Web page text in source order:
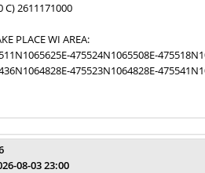
C) 2611171000
PLACE WI AREA:
475524N1065508E-
475523N1064828E-
08-03 23:00